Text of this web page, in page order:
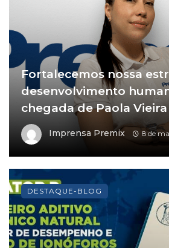
Fortalecemos nossa
desenvolvimento
chegada de Paola Vieira
Imprensa Premix 8 de
DESTAQUE-BLOG